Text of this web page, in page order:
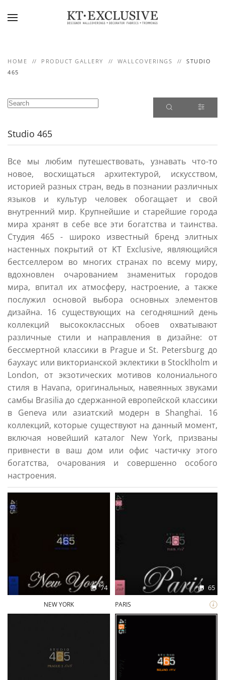
HOME PRODUCT GALLERY WALLCOVERINGS
STUDIO
465
Studio 465
Все мы любим путешествовать, узнавать что-то
новое, восхищаться архитектурой, искусством,
историей разных стран, ведь в познании различных
языков и культур человек обогащает и свой
внутренний мир. Крупнейшие и старейшие города
мира хранят в себе все эти богатства и таинства.
Студия 465 - широко известный бренд элитных
настенных покрытий от KT Exclusive, являющийся
бестселлером во многих странах по всему миру,
вдохновлен очарованием знаменитых городов
мира, впитал их атмосферу, настроение, а также
послужил основой выбора основных элементов
дизайна. 16 существующих на сегодняшний день
коллекций высококлассных обоев охватывают
различные стили и направления в дизайне: от
бессмертной классики в Prague и St. Petersburg до
баухаус или викторианской эклектики в Stocklholm и
London, от экзотических мотивов колониального
стиля в Havana, оригинальных, навеянных звуками
самбы Brasilia до сдержанной европейской классики
в Geneva или азиатский модерн в Shanghai. 16
коллекций, которые существуют на данный момент,
включая новейший каталог New York, призваны
привнести в ваш дом или офис частичку этого
богатства, очарования и совершенно особого
настроения.
74
NEW YORK
65
PARIS